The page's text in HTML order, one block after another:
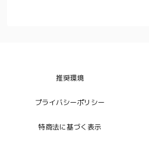
推奨環境
プライバシーポリシー
特商法に基づく表示